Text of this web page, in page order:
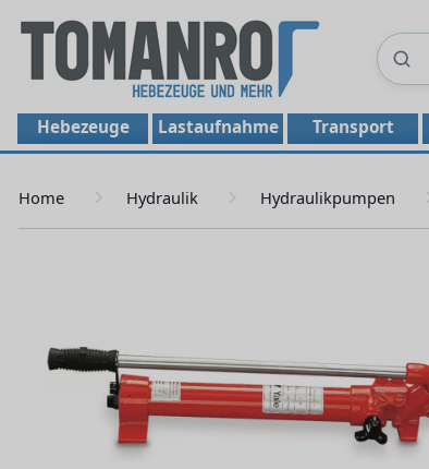
Hebezeuge Lastaufnahme Transport
Home Hydraulik Hydraulikpumpen